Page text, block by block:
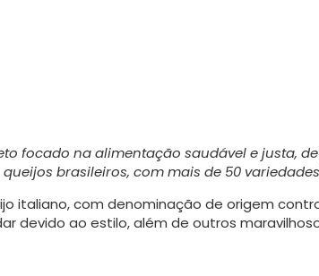
focado na alimentação saudável e justa,
brasileiros, com mais de 50
ita­liano, com denominação de origem
devido ao estilo, além de outros